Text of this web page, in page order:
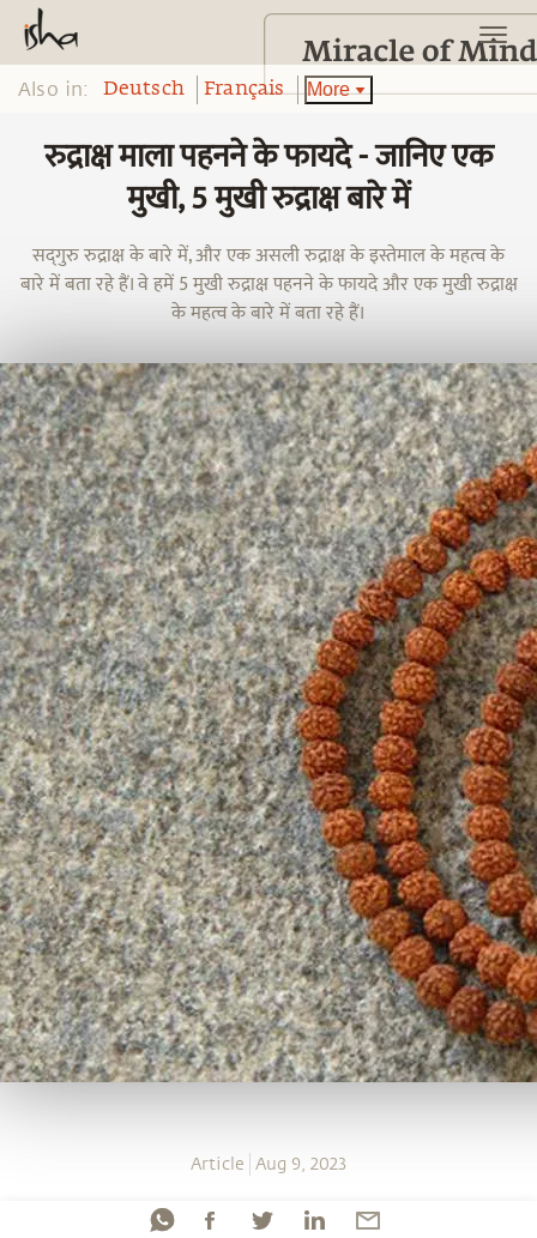
Also in: Deutsch Français More
रुद्राक्ष माला पहनने के फायदे - जानिए एक
मुखी, 5 मुखी रुद्राक्ष बारे में
सद्‌गुरु रुद्राक्ष के बारे में, और एक असली रुद्राक्ष के इस्तेमाल के महत्व के
बारे में बता रहे हैं। वे हमें 5 मुखी रुद्राक्ष पहनने के फायदे और एक मुखी रुद्राक्ष
के महत्व के बारे में बता रहे हैं।
Article Aug 9, 2023